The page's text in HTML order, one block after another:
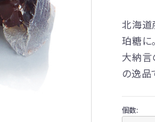
琥珀糖kaju*
プ
北海道
珀糖に。
大納言
の逸品
個数: